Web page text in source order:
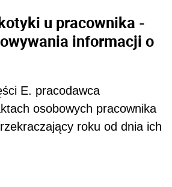
u pracownika -
informacji o
E. pracodawca
osobowych pracownika
roku od dnia ich